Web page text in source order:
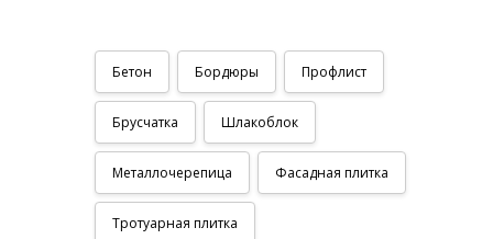
Бетон Бордюры Профлист
Брусчатка Шлакоблок
Металлочерепица Фасадная плитка
Тротуарная плитка